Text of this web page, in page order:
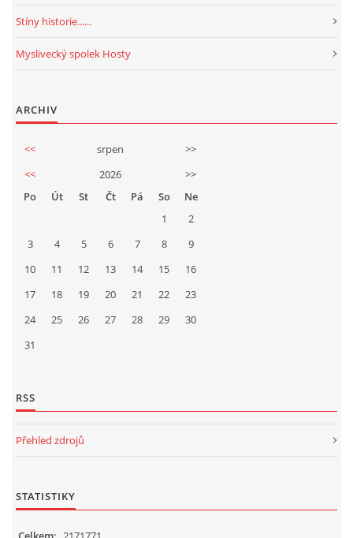
Stíny historie......
Myslivecký spolek Hosty
ARCHIV
<< srpen
>>
<<
2026
>>
Po
Út St Čt Pá So
Ne
1
2
3
4 5 6 7 8
9
10
11 12 13 14 15
16
17
18 19 20 21 22
23
24
25 26 27 28 29
30
31
RSS
Přehled zdrojů
STATISTIKY